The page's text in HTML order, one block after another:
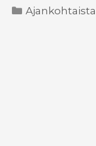
Kategoriat
Ajankohtaista